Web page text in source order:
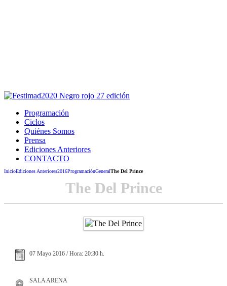
Programación
Ciclos
Quiénes Somos
Prensa
Ediciones Anteriores
CONTACTO
InicioEdiciones Anteriores2016ProgramaciónGeneralThe Del Prince
The Del Prince
07 Mayo 2016 / Hora: 20:30 h.
SALA ARENA